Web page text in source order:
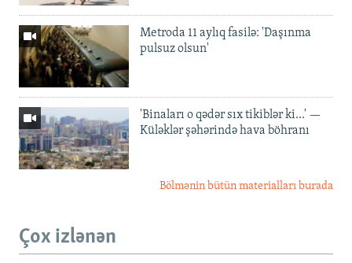
Metroda 11 aylıq fasilə: 'Daşınma
pulsuz olsun'
'Binaları o qədər sıx tikiblər ki...' —
Küləklər şəhərində hava böhranı
Bölmənin bütün materialları burada
Çox izlənən